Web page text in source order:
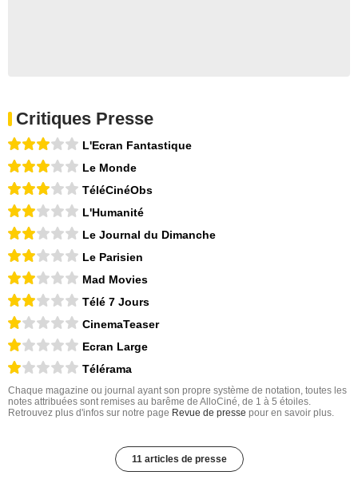
Critiques Presse
L'Ecran Fantastique
Le Monde
TéléCinéObs
L'Humanité
Le Journal du Dimanche
Le Parisien
Mad Movies
Télé 7 Jours
CinemaTeaser
Ecran Large
Télérama
Chaque magazine ou journal ayant son propre système de notation, toutes les
notes attribuées sont remises au barême de AlloCiné, de 1 à 5 étoiles.
Retrouvez plus d'infos sur notre page Revue de presse pour en savoir plus.
11 articles de presse